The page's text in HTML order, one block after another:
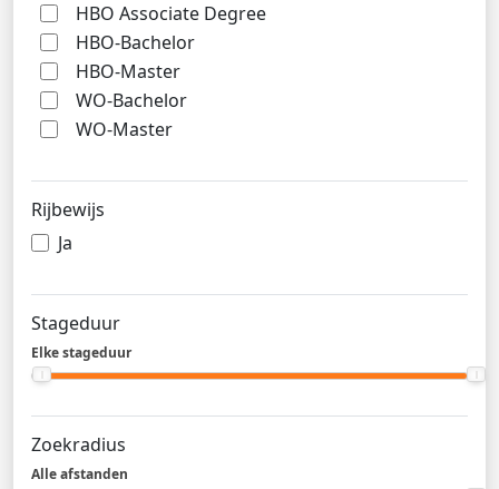
HBO Associate Degree
HBO-Bachelor
HBO-Master
WO-Bachelor
WO-Master
Rijbewijs
Ja
Stageduur
Elke stageduur
Zoekradius
Alle afstanden